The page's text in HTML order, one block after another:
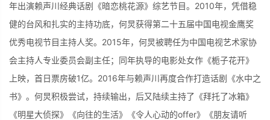
年出演赖声川经典话剧《暗恋桃花源》综艺节目。2010年，凭借稳
健的台风和扎实的主持功底，何炅获得第二十五届中国电视金鹰奖
优秀电视节目主持人奖。2015年，何炅被聘任为中国电视艺术家协
会主持人专业委员会副主任；同年执导的电影处女作《栀子花开》
上映，首日票房破1亿。2016年与赖声川再度合作打造话剧《水中之
书》。何炅积极尝试，持续输出，后又陆续主持了《拜托了冰箱》
《明星大侦探》《向往的生活》《令人心动的offer》《朋友请听